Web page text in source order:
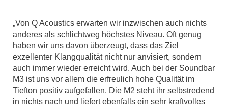
„Von Q Acoustics erwarten wir inzwischen auch nichts
anderes als schlichtweg höchstes Niveau. Oft genug
haben wir uns davon überzeugt, dass das Ziel
exzellenter Klangqualität nicht nur anvisiert, sondern
auch immer wieder erreicht wird. Auch bei der Soundbar
M3 ist uns vor allem die erfreulich hohe Qualität im
Tiefton positiv aufgefallen. Die M2 steht ihr selbstredend
in nichts nach und liefert ebenfalls ein sehr kraftvolles